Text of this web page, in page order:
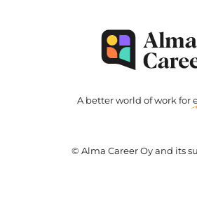
A better world of work for
© Alma Career Oy and its